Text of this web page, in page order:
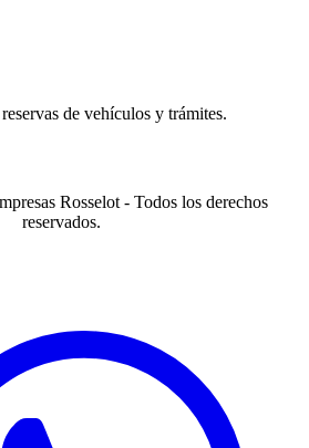
de vehículos y trámites.
Rosselot - Todos los derechos
reservados.